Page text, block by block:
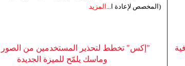
(المخصص لإعادة ا... المزيد
"إكس" تخطط لتحذير المستخدمين من الصور
وماسك يلمّح للميزة الجديدة